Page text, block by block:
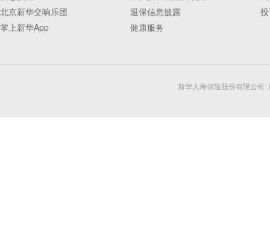
北京新华交响乐团
掌上新华App
退保信息披露
健康服务
新华人寿保险股份有限公